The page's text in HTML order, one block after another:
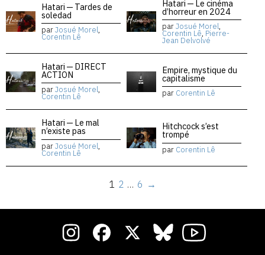
Hatari — Tardes de
soledad
parJosué Morel,
Corentin Lê
Hatari — Le cinéma
d’horreur en 2024
parJosué Morel,
Corentin Lê, Pierre-
Jean Delvolvé
Hatari — DIRECT
ACTION
parJosué Morel,
Corentin Lê
Empire, mystique du
capitalisme
par Corentin Lê
Hatari — Le mal
n’existe pas
parJosué Morel,
Corentin Lê
Hitchcock s’est
trompé
par Corentin Lê
1 2 … 6 →